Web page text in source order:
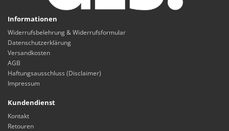
Informationen
Widerrufsbelehrung & Widerrufsformular
Datenschutzerklärung
Versandkosten
AGB
Haftungsausschluss (Disclaimer)
Impressum
Kundendienst
Kontakt
Retouren